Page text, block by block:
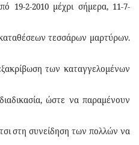
19-2-2010 μέχρι σήμερα, 11-7-
τεσσάρων μαρτύρων.
των καταγγελομένων
ώστε να παραμένουν
στη συνείδηση των πολλών να